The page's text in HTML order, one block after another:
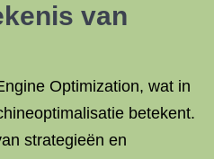
van
Optimization, wat in
betekent.
strategieën en